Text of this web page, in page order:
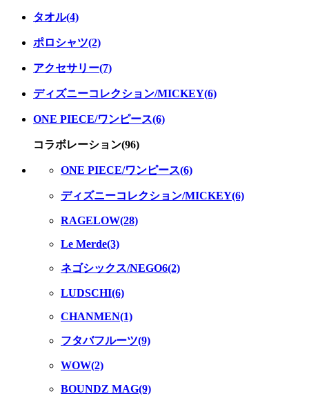
タオル(4)
ポロシャツ(2)
アクセサリー(7)
ディズニーコレクション/MICKEY(6)
ONE PIECE/ワンピース(6)
コラボレーション(96)
ONE PIECE/ワンピース(6)
ディズニーコレクション/MICKEY(6)
RAGELOW(28)
Le Merde(3)
ネゴシックス/NEGO6(2)
LUDSCHI(6)
CHANMEN(1)
フタバフルーツ(9)
WOW(2)
BOUNDZ MAG(9)